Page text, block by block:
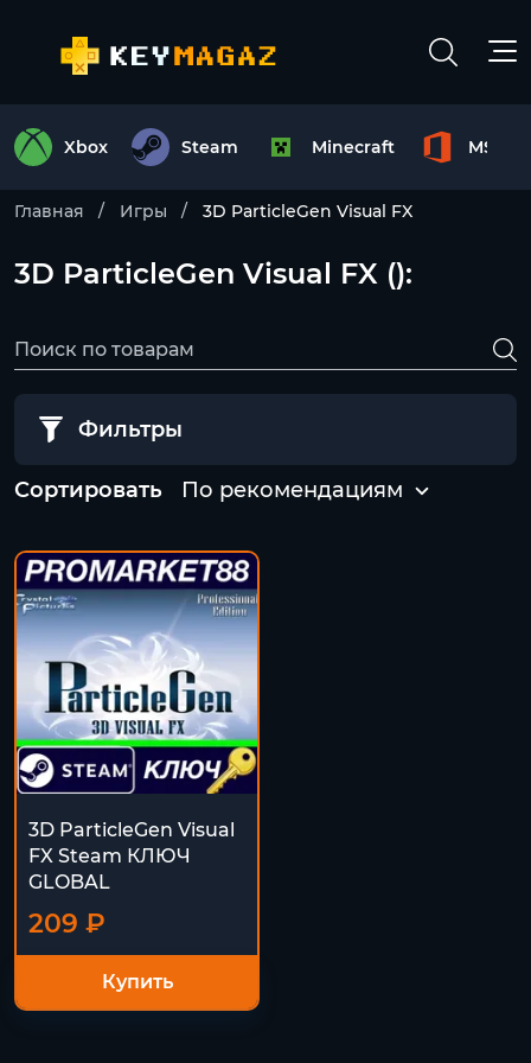
Xbox Steam Minecraft MS
Главная Игры 3D ParticleGen Visual FX
3D ParticleGen Visual FX ():
Фильтры
Сортировать По рекомендациям
3D ParticleGen Visual
FX Steam КЛЮЧ
GLOBAL
209 ₽
Купить